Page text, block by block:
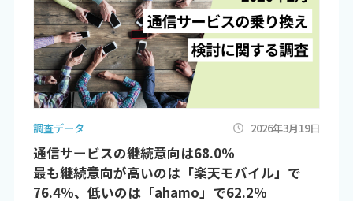
調査データ 2026年3月19日
通信サービスの継続意向は68.0％
最も継続意向が高いのは「楽天モバイル」で
76.4％、低いのは「ahamo」で62.2％